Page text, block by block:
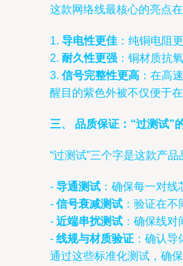
这款网络线最核心的亮点
1. 导电性更佳 ：纯铜电阻
2. 耐久性更强 ：铜材质抗
3. 信号完整性更高 ：在高
醒目的紫色外被不仅便于
三、 品质保证：“过测试”
“过测试”三个字是这款产
- 导通测试 ：确保每一对线
- 信号衰减测试 ：验证在
- 近端串扰测试 ：确保线
- 线规与材质验证 ：确认
通过这些标准化测试，确